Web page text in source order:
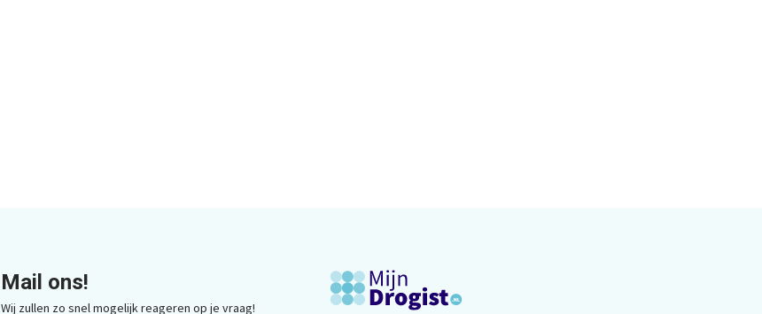
Mail ons!
Wij zullen zo snel mogelijk reageren op je vraag!